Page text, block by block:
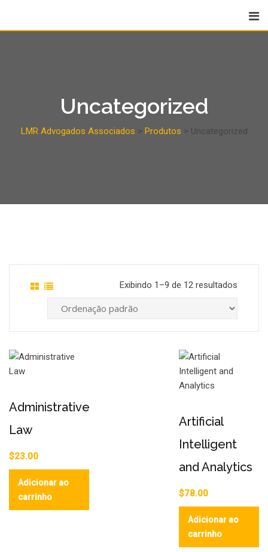
Uncategorized
LMR Advogados Associados > Produtos > Uncategorized
Exibindo 1–9 de 12 resultados
Administrative
Law
$23.00
Adicionar ao
carrinho
Artificial
Intelligent
and Analytics
$78.00
Adicionar ao
carrinho